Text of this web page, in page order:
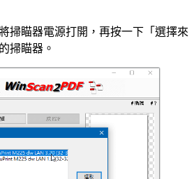
掃瞄器電源打開，再按一下「選擇來
掃瞄器。